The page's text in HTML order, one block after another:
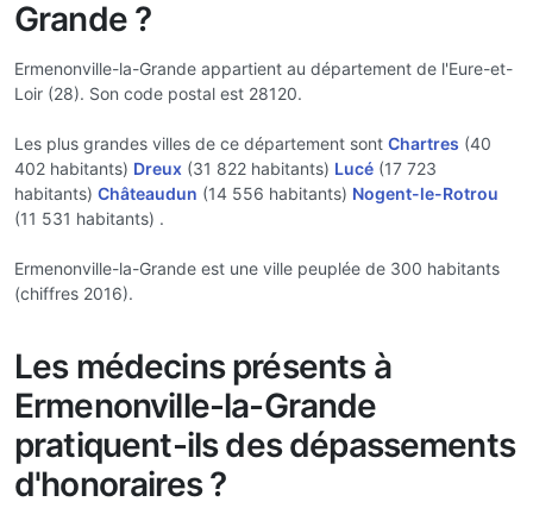
Grande ?
Ermenonville-la-Grande appartient au département de l'Eure-et-
Loir (28). Son code postal est 28120.
Les plus grandes villes de ce département sont Chartres (40
402 habitants) Dreux (31 822 habitants) Lucé (17 723
habitants) Châteaudun (14 556 habitants) Nogent-le-Rotrou
(11 531 habitants) .
Ermenonville-la-Grande est une ville peuplée de 300 habitants
(chiffres 2016).
Les médecins présents à
Ermenonville-la-Grande
pratiquent-ils des dépassements
d'honoraires ?